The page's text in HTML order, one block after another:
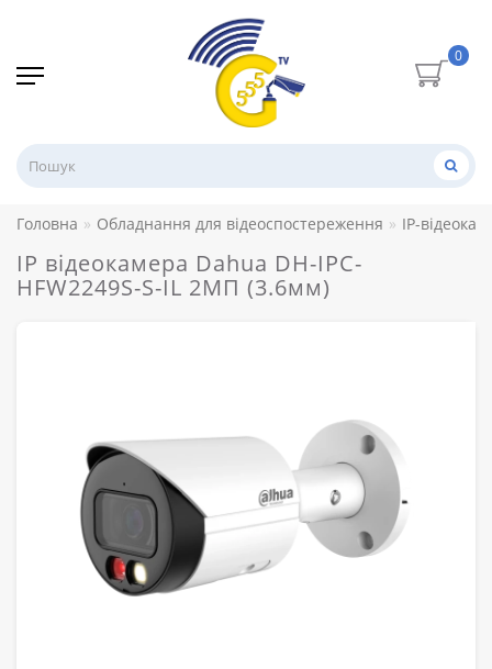
0
Головна Обладнання для відеоспостереження IP-
IP відеокамера Dahua DH-IPC-
HFW2249S-S-IL 2МП (3.6мм)